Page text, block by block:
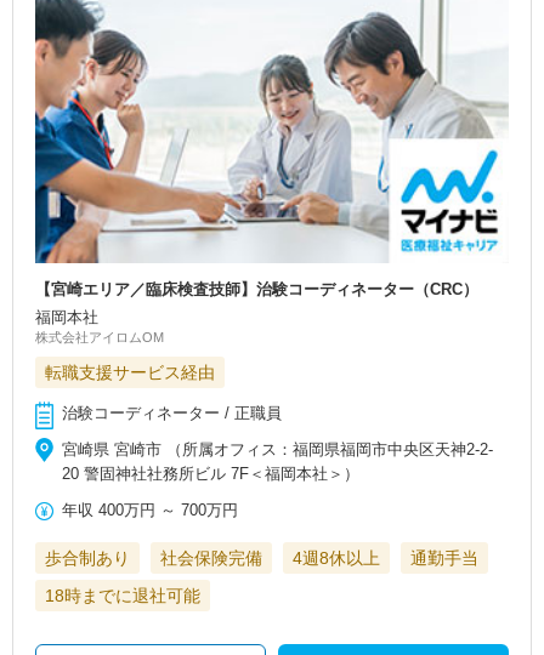
【宮崎エリア／臨床検査技師】治験コーディネーター（CRC）
福岡本社
株式会社アイロムOM
転職支援サービス経由
治験コーディネーター / 正職員
宮崎県 宮崎市 （所属オフィス：福岡県福岡市中央区天神2-2-
20 警固神社社務所ビル 7F＜福岡本社＞）
年収 400万円 ～700万円
歩合制あり 社会保険完備 4週8休以上
通勤手当
18時までに退社可能